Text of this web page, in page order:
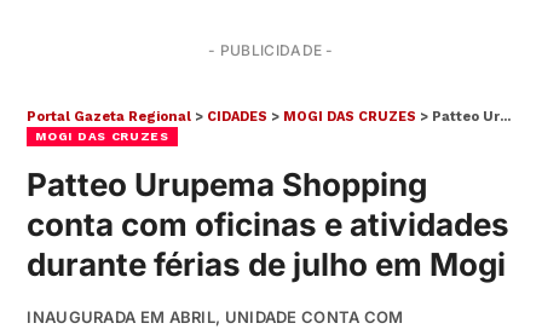
- PUBLICIDADE -
Portal Gazeta Regional > CIDADES > MOGI DAS CRUZES > Patteo Urupema Shopping conta com oficinas e atividades durante férias de julho em Mogi
MOGI DAS CRUZES
Patteo Urupema Shopping
conta com oficinas e atividades
durante férias de julho em Mogi
INAUGURADA EM ABRIL, UNIDADE CONTA COM